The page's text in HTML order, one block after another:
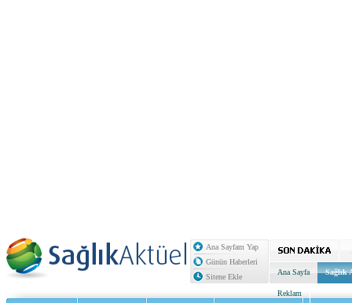
Ana Sayfam Yap
Günün Haberleri
Sitene Ekle
Ana Sayfa Sağlık
Reklam